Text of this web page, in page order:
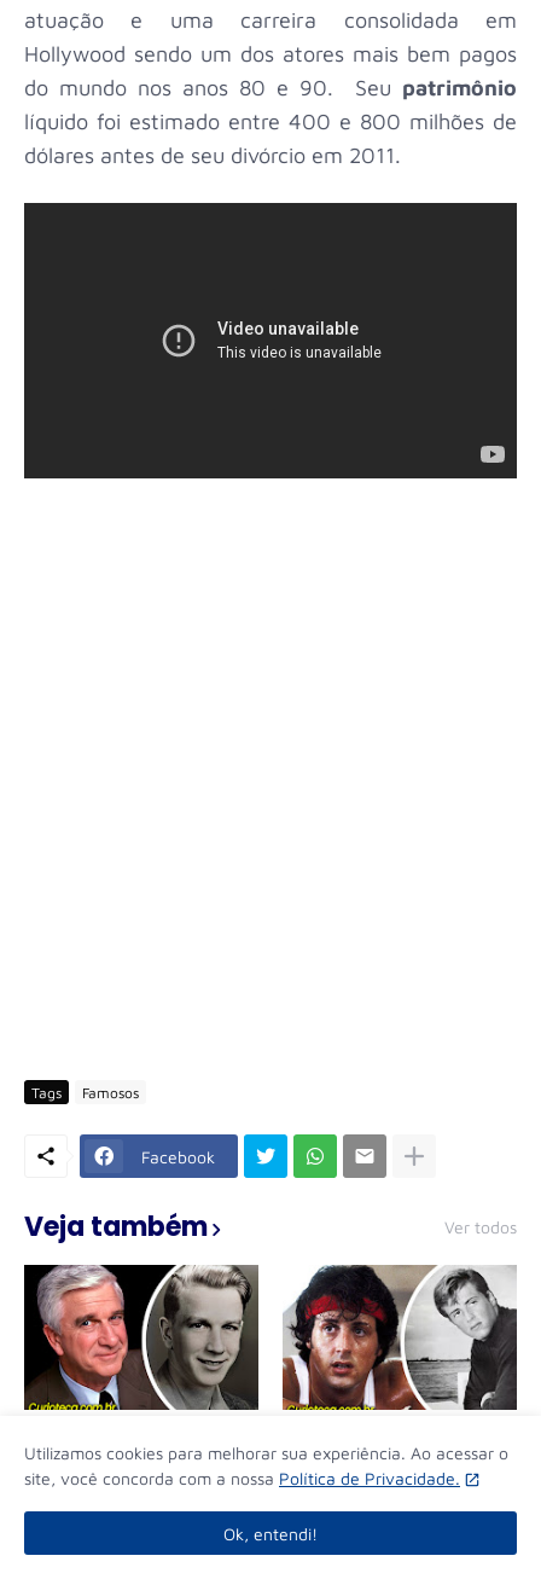
atuação e uma carreira consolidada em
Hollywood sendo um dos atores mais bem pagos
do mundo nos anos 80 e 90.
Seu patrimônio
líquido foi estimado entre 400 e 800 milhões de
dólares antes de seu divórcio em 2011.
Tags Famosos
Facebook
Veja também Ver todos
Ator Leslie Nielsen
Ator Sylvester Stallone
Utilizamos cookies para melhorar sua experiência. Ao acessar o
site, você concorda com a nossa Política de Privacidade.
Ok, entendi!